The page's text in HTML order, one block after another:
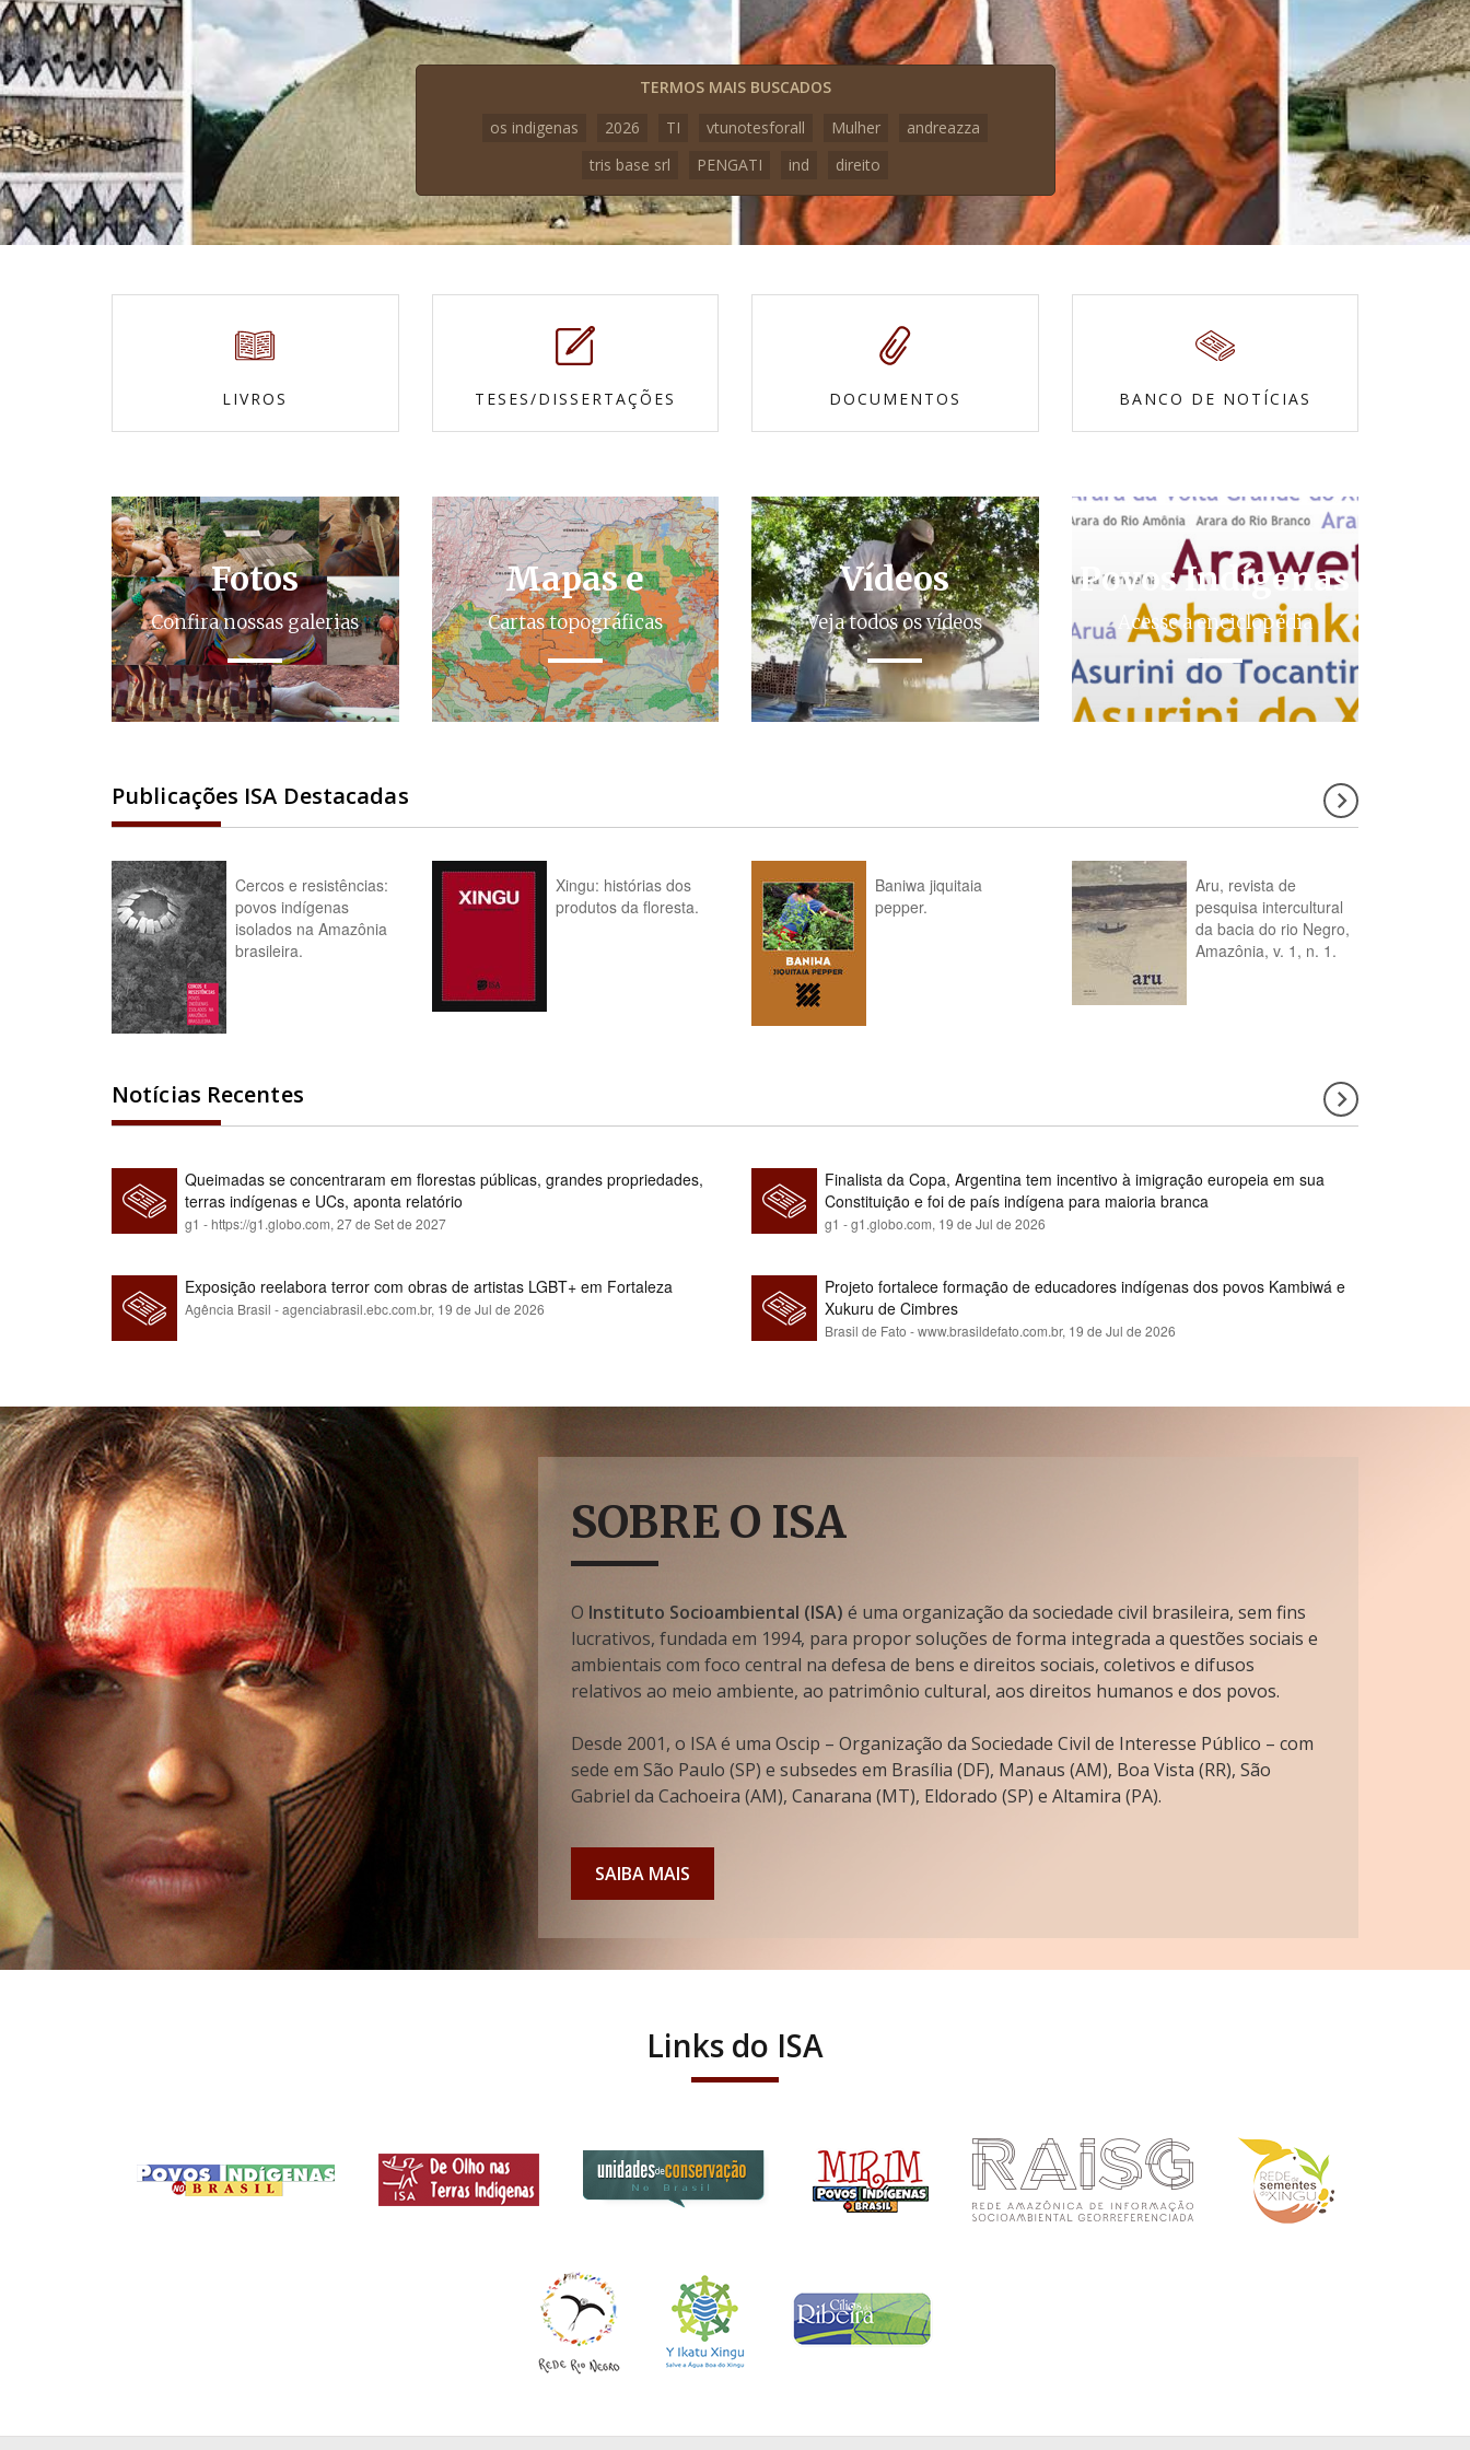
TERMOS MAIS BUSCADOS
os indigenas
2026 TI vtunotesforall Mulher
andreazza
tris base srl
PENGATI ind direito
LIVROS TESES/DISSERTAÇÕES DOCUMENTOS BANCO DE NOTÍCIAS
Fotos
Confira nossas galerias
Mapas e
Cartas topográficas
Vídeos
Veja todos os vídeos
Povos Indígenas
Acesse a enciclopédia
Publicações ISA Destacadas
Cercos e resistências:
povos indígenas
isolados na Amazônia
brasileira.
Xingu: histórias dos
produtos da floresta.
Baniwa jiquitaia
pepper.
Aru, revista de
pesquisa intercultural
da bacia do rio Negro,
Amazônia, v. 1, n. 1.
Notícias Recentes
Queimadas se concentraram em florestas públicas, grandes propriedades,
terras indígenas e UCs, aponta relatório
g1 - https://g1.globo.com, 27 de Set de 2027
Finalista da Copa, Argentina tem incentivo à imigração europeia em sua
Constituição e foi de país indígena para maioria branca
g1 - g1.globo.com, 19 de Jul de 2026
Exposição reelabora terror com obras de artistas LGBT+ em Fortaleza
Agência Brasil - agenciabrasil.ebc.com.br, 19 de Jul de 2026
Projeto fortalece formação de educadores indígenas dos povos Kambiwá e
Xukuru de Cimbres
Brasil de Fato - www.brasildefato.com.br, 19 de Jul de 2026
SOBRE O ISA
O Instituto Socioambiental (ISA) é uma organização da sociedade civil brasileira, sem fins
lucrativos, fundada em 1994, para propor soluções de forma integrada a questões sociais e
ambientais com foco central na defesa de bens e direitos sociais, coletivos e difusos
relativos ao meio ambiente, ao patrimônio cultural, aos direitos humanos e dos povos.
Desde 2001, o ISA é uma Oscip – Organização da Sociedade Civil de Interesse Público – com
sede em São Paulo (SP) e subsedes em Brasília (DF), Manaus (AM), Boa Vista (RR), São
Gabriel da Cachoeira (AM), Canarana (MT), Eldorado (SP) e Altamira (PA).
SAIBA MAIS
Links do ISA